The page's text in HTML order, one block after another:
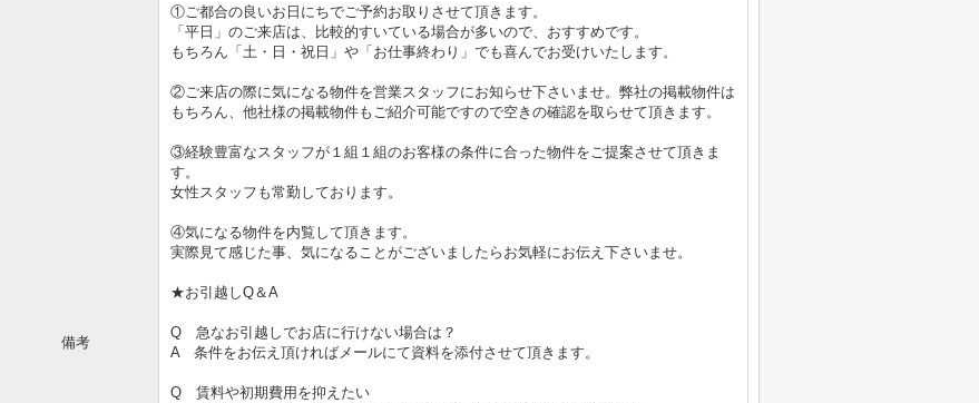
備考
①ご都合の良いお日にちでご予約お取りさせて頂きます。
「平日」のご来店は、比較的すいている場合が多いので、おすすめです。
もちろん「土・日・祝日」や「お仕事終わり」でも喜んでお受けいたします。
②ご来店の際に気になる物件を営業スタッフにお知らせ下さいませ。弊社の掲載物件は
もちろん、他社様の掲載物件もご紹介可能ですので空きの確認を取らせて頂きます。
③経験豊富なスタッフが１組１組のお客様の条件に合った物件をご提案させて頂きま
す。
女性スタッフも常勤しております。
④気になる物件を内覧して頂きます。
実際見て感じた事、気になることがございましたらお気軽にお伝え下さいませ。
★お引越しQ＆A
Q 急なお引越しでお店に行けない場合は？
A 条件をお伝え頂ければメールにて資料を添付させて頂きます。
Q 賃料や初期費用を抑えたい